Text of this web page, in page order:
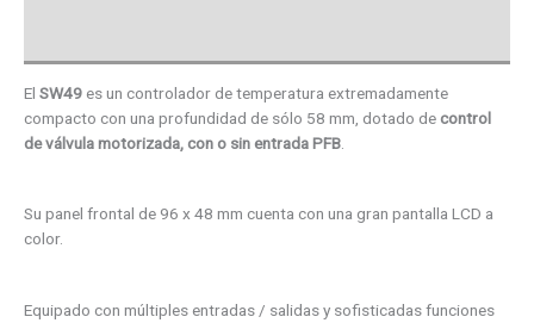
El SW49 es un controlador de temperatura extremadamente
compacto con una profundidad de sólo 58 mm, dotado de control
de válvula motorizada, con o sin entrada PFB
Su panel frontal de 96 x 48 mm cuenta con una gran pantalla LCD a
color.
Equipado con múltiples entradas / salidas y sofisticadas funciones